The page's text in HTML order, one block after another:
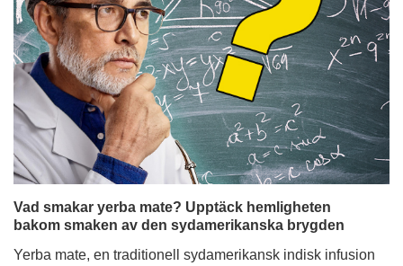
Vad smakar yerba mate? Upptäck hemligheten
bakom smaken av den sydamerikanska brygden
Yerba mate, en traditionell sydamerikansk indisk infusion